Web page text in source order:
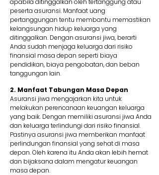
apabila ditinggalkan oleh tertanggung atau
peserta asuransi. Manfaat uang
pertanggungan tentu membantu memastikan
kelangsungan hidup keluarga yang
ditinggalkan. Dengan asuransi jiwa, berarti
Anda sudah menjaga keluarga dari risiko
finansial masa depan seperti biaya
pendidikan, biaya pengobatan, dan beban
tanggungan lain.
2. Manfaat Tabungan Masa Depan
Asuransi jiwa mengajarkan kita untuk
melakukan perencanaan keuangan keluarga
yang baik. Dengan memiliki asuransi jiwa Anda
dan keluarga terlindungi dari risiko finansial.
Pastinya asuransi jiwa memberikan manfaat
perlindungan finansial yang sehat di masa
depan. Oleh karena itu Anda akan lebih hemat
dan bijaksana dalam mengatur keuangan
masa depan.